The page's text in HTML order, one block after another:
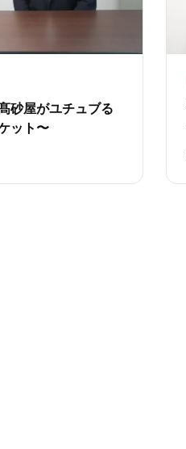
砂屋がユチュブる
ット〜